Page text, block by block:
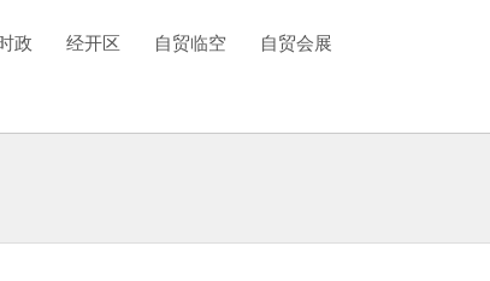
政 经开区 自贸临空 自贸会展